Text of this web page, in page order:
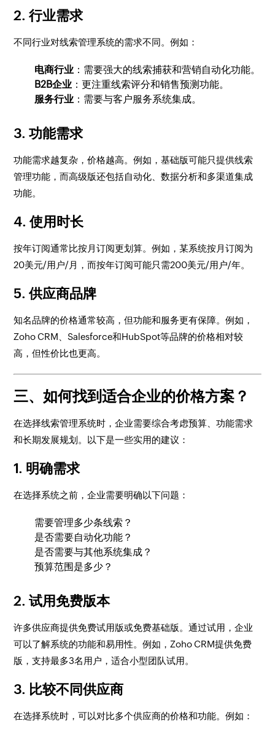
2.行业需求
不同行业对线索管理系统的需求不同。例如：
电商行业 ：需要强大的线索捕获和营销自动化功能。
B2B企业 ：更注重线索评分和销售预测功能。
服务行业 ：需要与客户服务系统集成。
3.功能需求
功能需求越复杂，价格越高。例如，基础版可能只提供线索
管理功能，而高级版还包括自动化、数据分析和多渠道集成
功能。
4.使用时长
按年订阅通常比按月订阅更划算。例如，某系统按月订阅为
20美元/用户/月，而按年订阅可能只需200美元/用户/年。
5.供应商品牌
知名品牌的价格通常较高，但功能和服务更有保障。例如，
Zoho CRM、Salesforce和HubSpot等品牌的价格相对较
高，但性价比也更高。
三、如何找到适合企业的价格方案？
在选择线索管理系统时，企业需要综合考虑预算、功能需求
和长期发展规划。以下是一些实用的建议：
1. 明确需求
在选择系统之前，企业需要明确以下问题：
需要管理多少条线索？
是否需要自动化功能？
是否需要与其他系统集成？
预算范围是多少？
2.试用免费版本
许多供应商提供免费试用版或免费基础版。通过试用，企业
可以了解系统的功能和易用性。例如，Zoho CRM提供免费
版，支持最多3名用户，适合小型团队试用。
3. 比较不同供应商
在选择系统时，可以对比多个供应商的价格和功能。例如：